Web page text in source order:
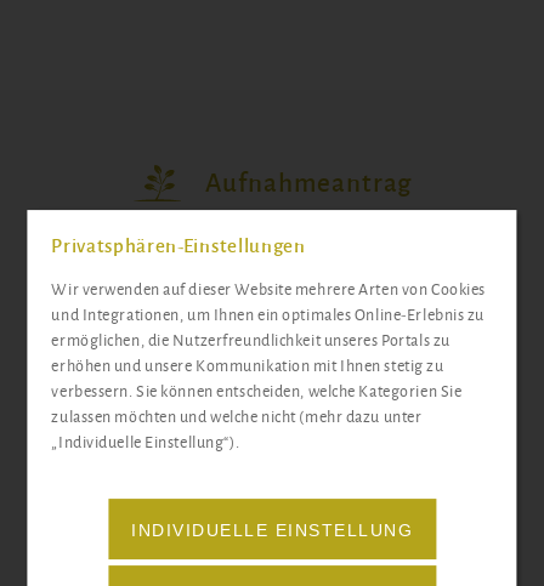
Aufnahmeantrag
Privatsphären-Einstellungen
Wir verwenden auf dieser Website mehrere Arten von Cookies
und Integrationen, um Ihnen ein optimales Online-Erlebnis zu
ermöglichen, die Nutzerfreundlichkeit unseres Portals zu
erhöhen und unsere Kommunikation mit Ihnen stetig zu
verbessern. Sie können entscheiden, welche Kategorien Sie
zulassen möchten und welche nicht (mehr dazu unter
„Individuelle Einstellung“).
INDIVIDUELLE EINSTELLUNG